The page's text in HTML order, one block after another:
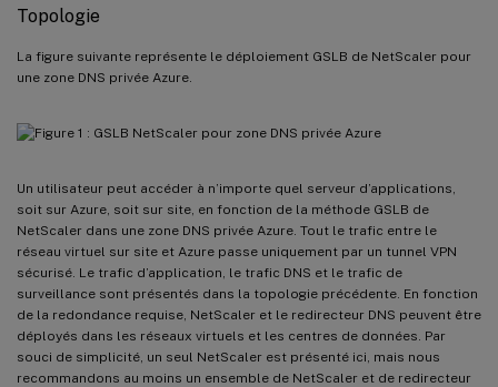
Topologie
La figure suivante représente le déploiement GSLB de NetScaler pour
une zone DNS privée Azure.
Un utilisateur peut accéder à n’importe quel serveur d’applications,
soit sur Azure, soit sur site, en fonction de la méthode GSLB de
NetScaler dans une zone DNS privée Azure. Tout le trafic entre le
réseau virtuel sur site et Azure passe uniquement par un tunnel VPN
sécurisé. Le trafic d’application, le trafic DNS et le trafic de
surveillance sont présentés dans la topologie précédente. En fonction
de la redondance requise, NetScaler et le redirecteur DNS peuvent être
déployés dans les réseaux virtuels et les centres de données. Par
souci de simplicité, un seul NetScaler est présenté ici, mais nous
recommandons au moins un ensemble de NetScaler et de redirecteur